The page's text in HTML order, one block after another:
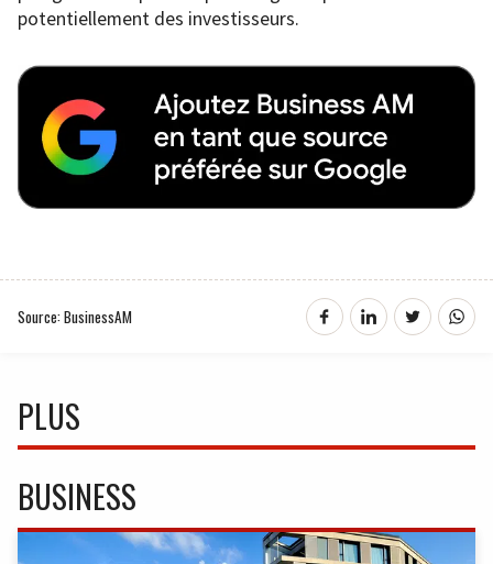
potentiellement des investisseurs.
Source: BusinessAM
PLUS
BUSINESS